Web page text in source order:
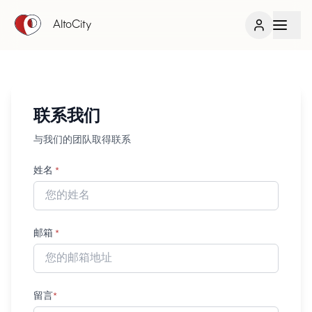
AltoCity
联系我们
与我们的团队取得联系
姓名 *
邮箱 *
留言*